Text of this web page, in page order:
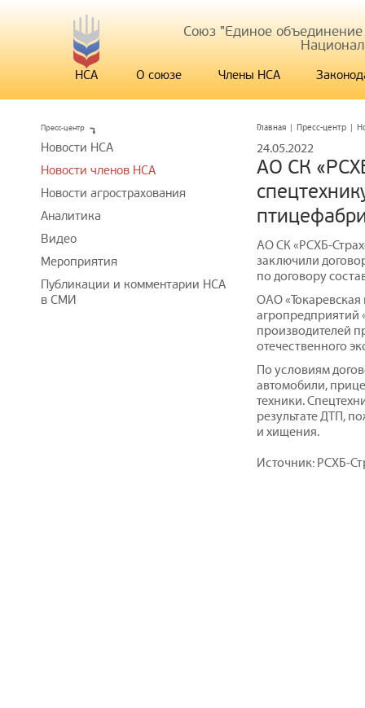
Союз "Единое
НСА О союзе Члены НСА
Главная | Пресс-центр |
24.05.2022
АО СК
АО СК
заключили
по договору
ОАО «Токаревская
агропредприятий
производителей
отечественного
По условиям
автомобили,
техники.
результате ДТП,
и хищения.
Источник:
Пресс-центр
Новости НСА
Новости членов НСА
Новости агрострахования
Аналитика
Видео
Мероприятия
Публикации и комментарии НСА
в СМИ